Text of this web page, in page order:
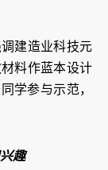
建造业科技元
料作蓝本设计
学参与示范，
趣